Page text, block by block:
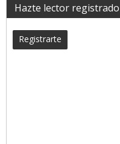
Hazte lector registrado
Registrarte